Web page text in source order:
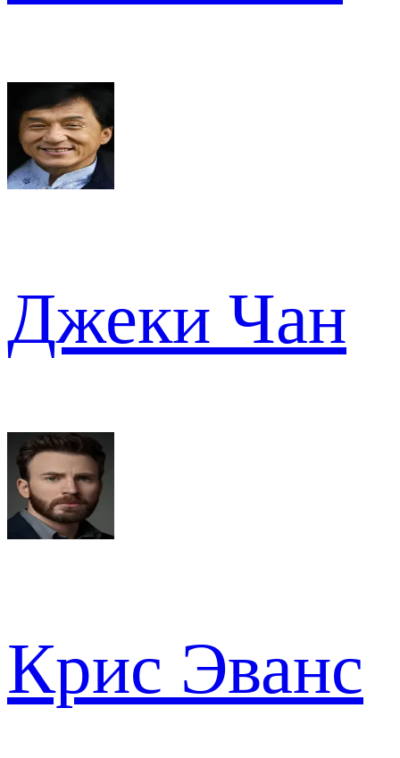
Джеки Чан
Крис Эванс